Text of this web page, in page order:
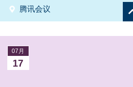
腾讯会议
07月
17